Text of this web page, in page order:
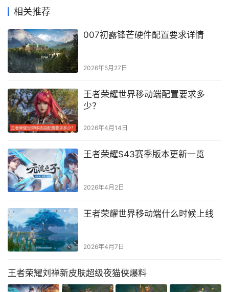
相关推荐
007初露锋芒硬件配置要求详情
2026年5月27日
王者荣耀世界移动端配置要求多
少？
2026年4月14日
王者荣耀S43赛季版本更新一览
2026年4月2日
王者荣耀世界移动端什么时候上线
2026年4月7日
王者荣耀刘禅新皮肤超级夜猫侠爆料